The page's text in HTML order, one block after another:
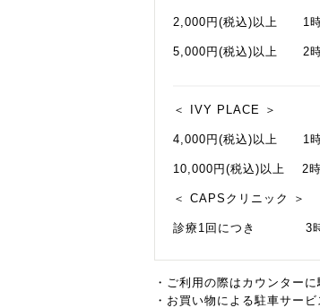
2,000円(税込)以上 1時
5,000円(税込)以上 2時
＜ IVY PLACE ＞
4,000円(税込)以上 1時
10,000円(税込)以上 2
＜ CAPSクリニック ＞
診療1回につき 3時
・ご利用の際はカウンター
・お買い物による駐車サー